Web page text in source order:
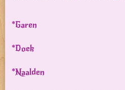
*Garen
*Doek
*Naalden